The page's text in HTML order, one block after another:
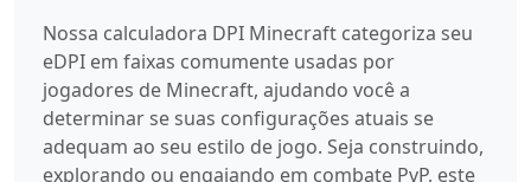
Nossa calculadora DPI Minecraft categoriza seu
eDPI em faixas comumente usadas por
jogadores de Minecraft, ajudando você a
determinar se suas configurações atuais se
adequam ao seu estilo de jogo. Seja construindo,
explorando ou engajando em combate PvP, este